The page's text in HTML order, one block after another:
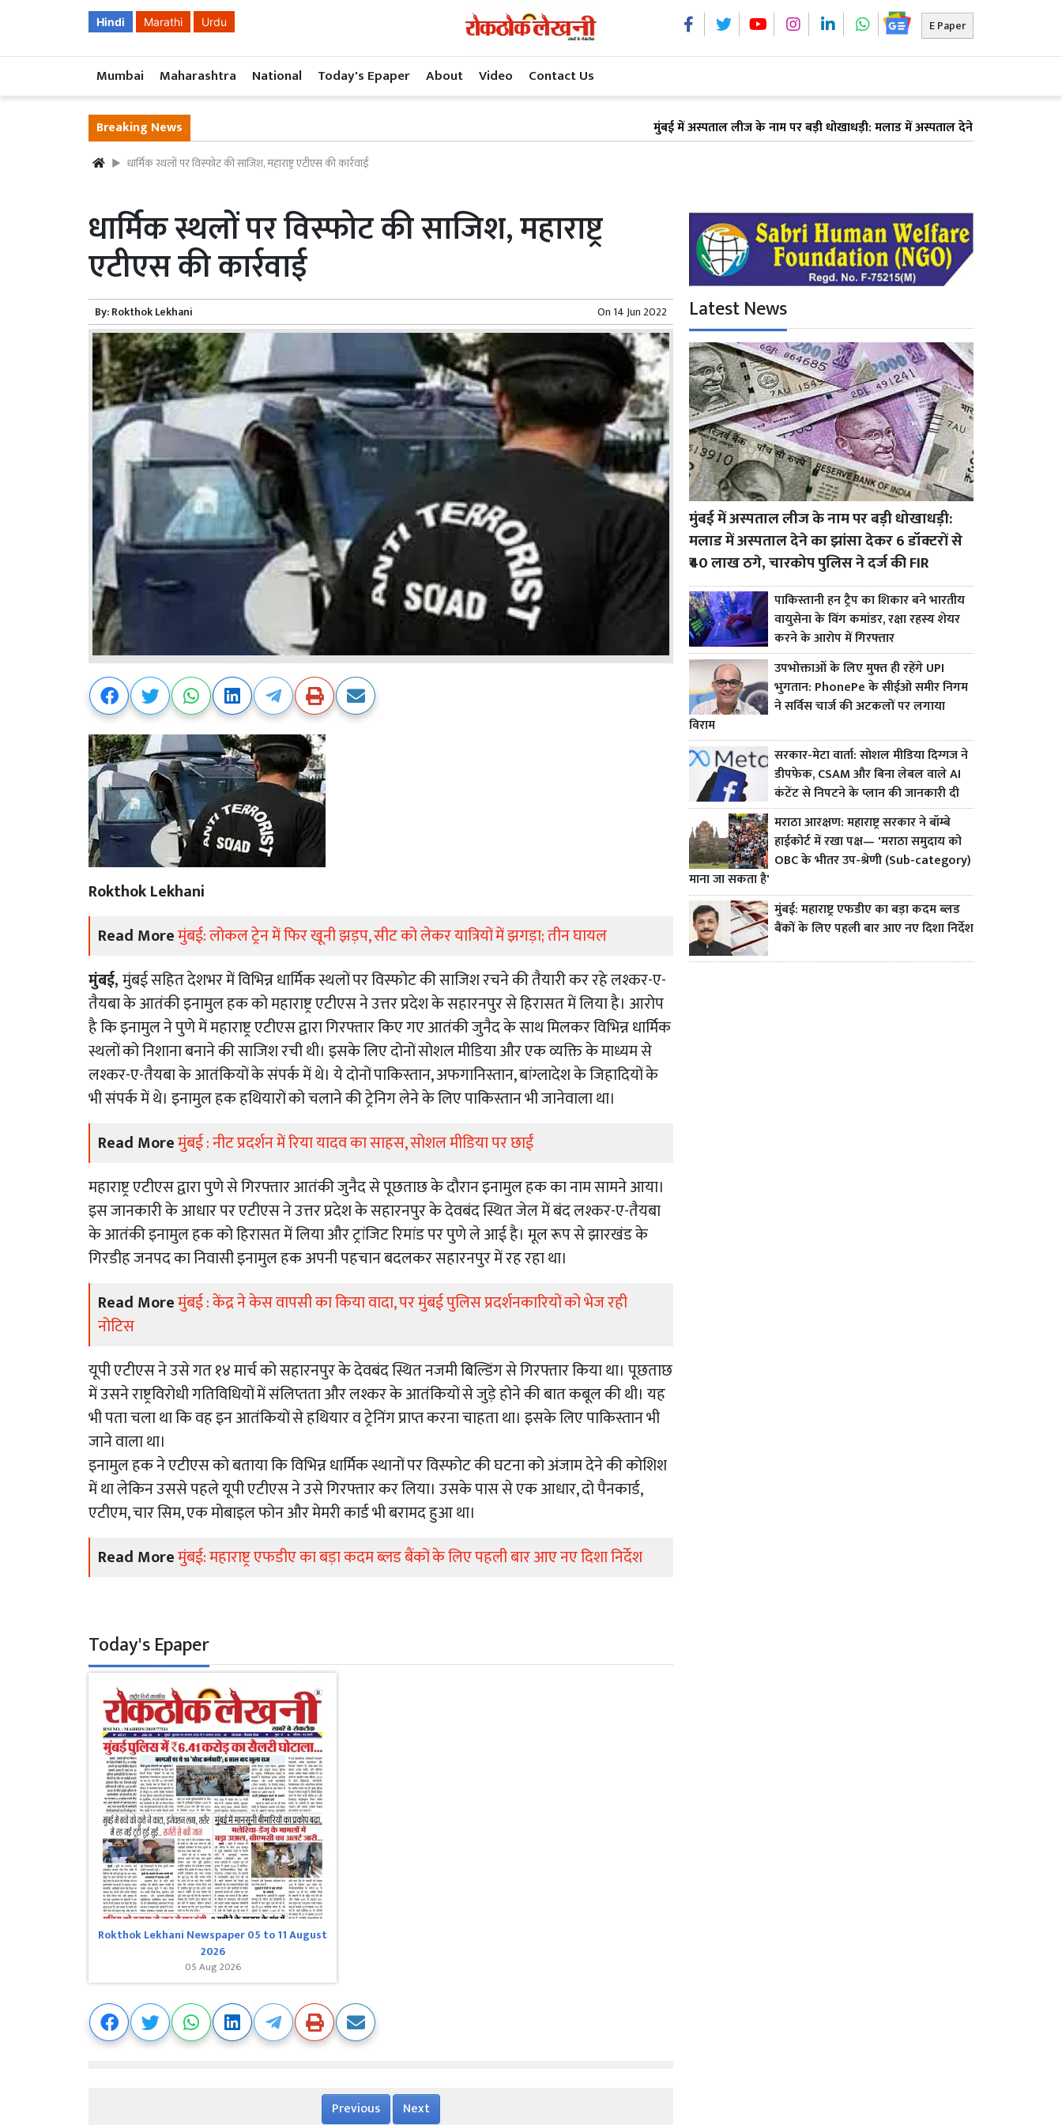
Hindi Marathi Urdu E Paper
Mumbai Maharashtra National Today's Epaper About Video Contact Us
Breaking News मुंबई में अस्पताल लीज के नाम पर बड़ी धोखाधड़ी: मलाड में अस्पताल देने का झांसा देकर 6 डॉक्टरों से
धार्मिक स्थलों पर विस्फोट की साजिश, महाराष्ट्र एटीएस की कार्रवाई
धार्मिक स्थलों पर विस्फोट की साजिश, महाराष्ट्र
एटीएस की कार्रवाई
By:Rokthok Lekhani On 14 Jun 2022
Rokthok Lekhani
Read Moreमुंबई: लोकल ट्रेन में फिर खूनी झड़प, सीट को लेकर यात्रियों में झगड़ा; तीन घायल
मुंबई,मुंबई सहित देशभर में विभिन्न धार्मिक स्थलों पर विस्फोट की साजिश रचने की तैयारी कर रहे लश्कर-ए-
तैयबा के आतंकी इनामुल हक को महाराष्ट्र एटीएस ने उत्तर प्रदेश के सहारनपुर से हिरासत में लिया है। आरोप
है कि इनामुल ने पुणे में महाराष्ट्र एटीएस द्वारा गिरफ्तार किए गए आतंकी जुनैद के साथ मिलकर विभिन्न धार्मिक
स्थलों को निशाना बनाने की साजिश रची थी। इसके लिए दोनों सोशल मीडिया और एक व्यक्ति के माध्यम से
लश्कर-ए-तैयबा के आतंकियों के संपर्क में थे। ये दोनों पाकिस्तान, अफगानिस्तान, बांग्लादेश के जिहादियों के
भी संपर्क में थे। इनामुल हक हथियारों को चलाने की ट्रेनिग लेने के लिए पाकिस्तान भी जानेवाला था।
Read Moreमुंबई : नीट प्रदर्शन में रिया यादव का साहस, सोशल मीडिया पर छाईं
महाराष्ट्र एटीएस द्वारा पुणे से गिरफ्तार आतंकी जुनैद से पूछताछ के दौरान इनामुल हक का नाम सामने आया।
इस जानकारी के आधार पर एटीएस ने उत्तर प्रदेश के सहारनपुर के देवबंद स्थित जेल में बंद लश्कर-ए-तैयबा
के आतंकी इनामुल हक को हिरासत में लिया और ट्रांजिट रिमांड पर पुणे ले आई है। मूल रूप से झारखंड के
गिरडीह जनपद का निवासी इनामुल हक अपनी पहचान बदलकर सहारनपुर में रह रहा था।
Read Moreमुंबई : केंद्र ने केस वापसी का किया वादा, पर मुंबई पुलिस प्रदर्शनकारियों को भेज रही
नोटिस
यूपी एटीएस ने उसे गत १४ मार्च को सहारनपुर के देवबंद स्थित नजमी बिल्डिंग से गिरफ्तार किया था। पूछताछ
में उसने राष्ट्रविरोधी गतिविधियों में संलिप्तता और लश्कर के आतंकियों से जुड़े होने की बात कबूल की थी। यह
भी पता चला था कि वह इन आतंकियों से हथियार व ट्रेनिंग प्राप्त करना चाहता था। इसके लिए पाकिस्तान भी
जाने वाला था।
इनामुल हक ने एटीएस को बताया कि विभिन्न धार्मिक स्थानों पर विस्फोट की घटना को अंजाम देने की कोशिश
में था लेकिन उससे पहले यूपी एटीएस ने उसे गिरफ्तार कर लिया। उसके पास से एक आधार, दो पैनकार्ड,
एटीएम, चार सिम, एक मोबाइल फोन और मेमरी कार्ड भी बरामद हुआ था।
Read Moreमुंबई: महाराष्ट्र एफडीए का बड़ा कदम ब्लड बैंकों के लिए पहली बार आए नए दिशा निर्देश
Today's Epaper
Rokthok Lekhani Newspaper 05 to 11 August
2026
05 Aug 2026
Previous Next
Latest News
मुंबई में अस्पताल लीज के नाम पर बड़ी धोखाधड़ी:
मलाड में अस्पताल देने का झांसा देकर 6 डॉक्टरों से
₹40 लाख ठगे, चारकोप पुलिस ने दर्ज की FIR
पाकिस्तानी हन ट्रैप का शिकार बने भारतीय
वायुसेना के विंग कमांडर, रक्षा रहस्य शेयर
करने के आरोप में गिरफ्तार
उपभोक्ताओं के लिए मुफ्त ही रहेंगे UPI
भुगतान: PhonePe के सीईओ समीर निगम
ने सर्विस चार्ज की अटकलों पर लगाया
विराम
सरकार-मेटा वार्ता: सोशल मीडिया दिग्गज ने
डीपफेक, CSAM और बिना लेबल वाले AI
कंटेंट से निपटने के प्लान की जानकारी दी
मराठा आरक्षण: महाराष्ट्र सरकार ने बॉम्बे
हाईकोर्ट में रखा पक्ष— 'मराठा समुदाय को
OBC के भीतर उप-श्रेणी (Sub-category)
माना जा सकता है'
मुंबई: महाराष्ट्र एफडीए का बड़ा कदम ब्लड
बैंकों के लिए पहली बार आए नए दिशा निर्देश